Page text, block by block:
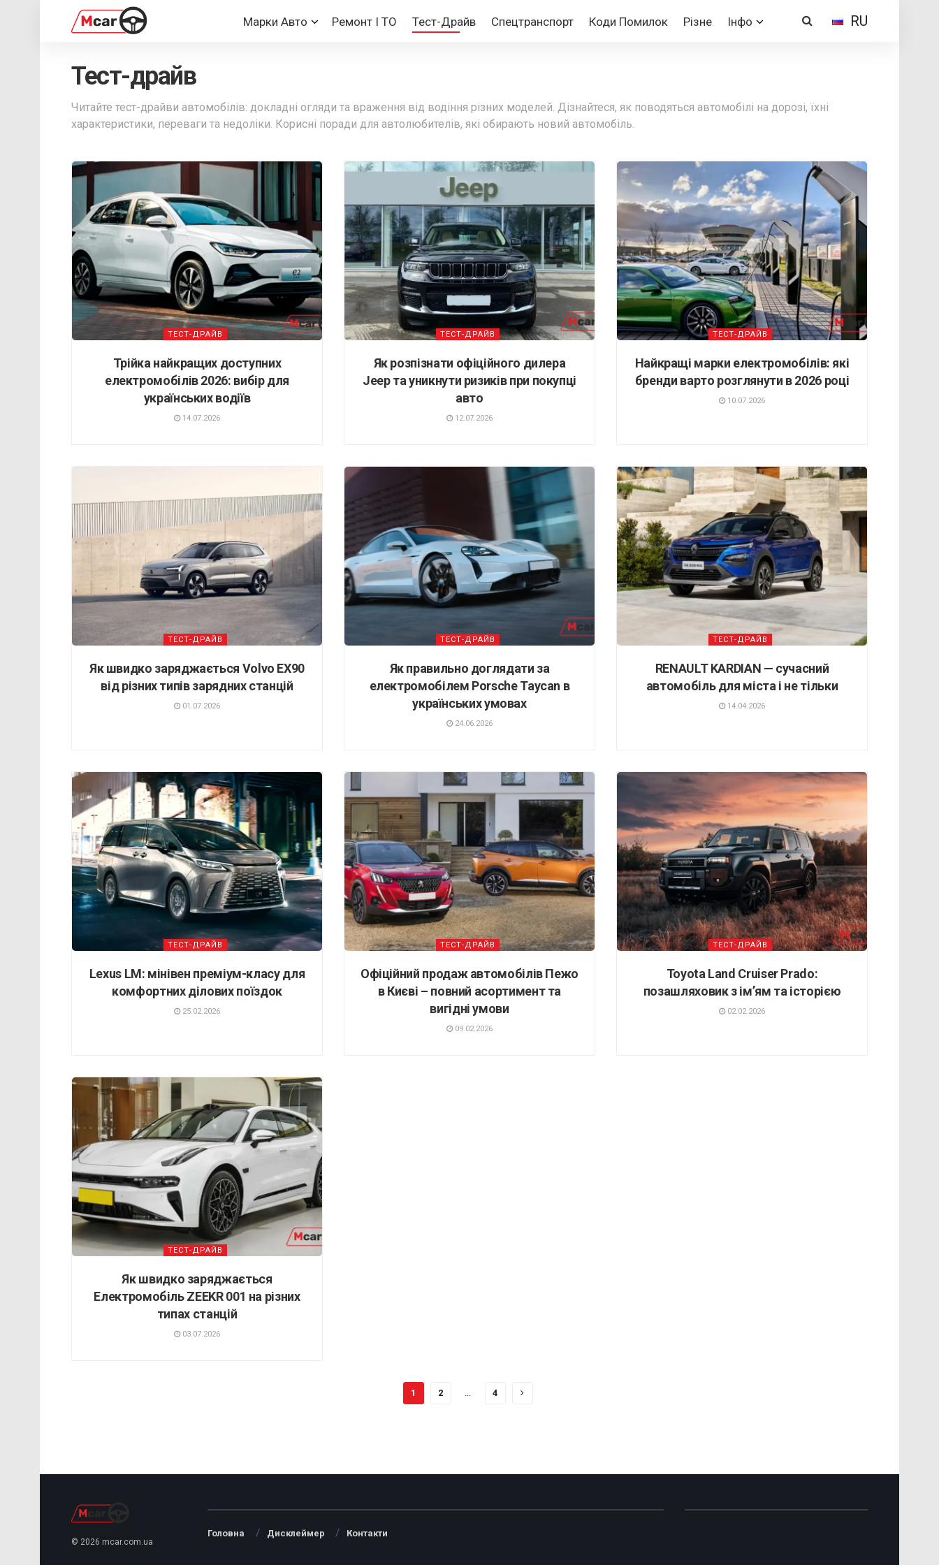
Марки Авто Ремонт І ТО Тест-Драйв Спецтранспорт Коди Помилок Різне Інфо RU
Тест-драйв
Читайте тест-драйви автомобілів: докладні огляди та враження від водіння різних моделей. Дізнайтеся, як поводяться автомобілі на дорозі, їхні
характеристики, переваги та недоліки. Корисні поради для автолюбителів, які обирають новий автомобіль.
ТЕСТ-ДРАЙВ
Трійка найкращих доступних
електромобілів 2026: вибір для
українських водіїв
14.07.2026
ТЕСТ-ДРАЙВ
Як розпізнати офіційного дилера
Jeep та уникнути ризиків при покупці
авто
12.07.2026
ТЕСТ-ДРАЙВ
Найкращі марки електромобілів: які
бренди варто розглянути в 2026 році
10.07.2026
ТЕСТ-ДРАЙВ
Як швидко заряджається Volvo EX90
від різних типів зарядних станцій
01.07.2026
ТЕСТ-ДРАЙВ
Як правильно доглядати за
електромобілем Porsche Taycan в
українських умовах
24.06.2026
ТЕСТ-ДРАЙВ
RENAULT KARDIAN — сучасний
автомобіль для міста і не тільки
14.04.2026
ТЕСТ-ДРАЙВ
Lexus LM: мінівен преміум-класу для
комфортних ділових поїздок
25.02.2026
ТЕСТ-ДРАЙВ
Офіційний продаж автомобілів Пежо
в Києві – повний асортимент та
вигідні умови
09.02.2026
ТЕСТ-ДРАЙВ
Toyota Land Cruiser Prado:
позашляховик з ім’ям та історією
02.02.2026
ТЕСТ-ДРАЙВ
Як швидко заряджається
Електромобіль ZEEKR 001 на різних
типах станцій
03.07.2026
1 2 … 4
© 2026 mcar.com.ua
Головна Дисклеймер Контакти